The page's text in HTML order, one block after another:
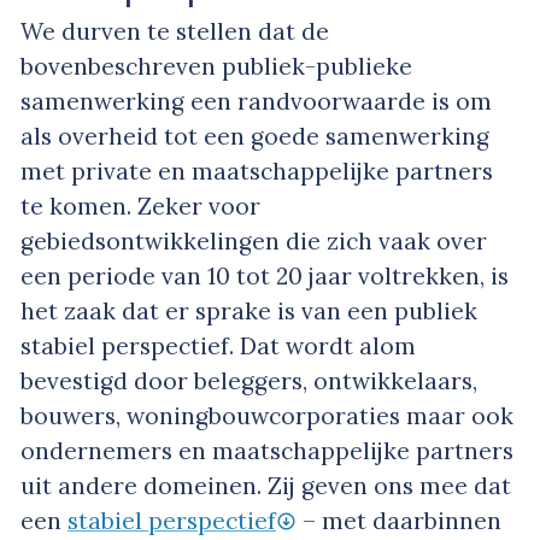
We durven te stellen dat de
bovenbeschreven publiek-publieke
samenwerking een randvoorwaarde is om
als overheid tot een goede samenwerking
met private en maatschappelijke partners
te komen. Zeker voor
gebiedsontwikkelingen die zich vaak over
een periode van 10 tot 20 jaar voltrekken, is
het zaak dat er sprake is van een publiek
stabiel perspectief. Dat wordt alom
bevestigd door beleggers, ontwikkelaars,
bouwers, woningbouwcorporaties maar ook
ondernemers en maatschappelijke partners
uit andere domeinen. Zij geven ons mee dat
een stabiel perspectief
– met daarbinnen